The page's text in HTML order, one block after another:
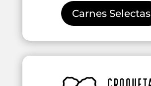
Carnes Selectas